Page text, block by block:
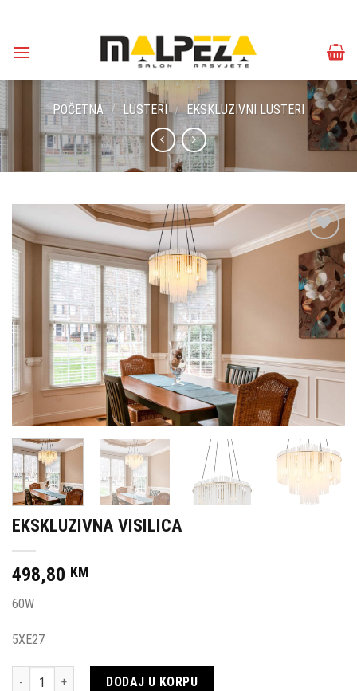
content
POČETNA / LUSTERI / EKSKLUZIVNI LUSTERI
Dodaj u
omiljene
EKSKLUZIVNA VISILICA
498,80 KM
60W
5XE27
Količina DODAJ U KORPU